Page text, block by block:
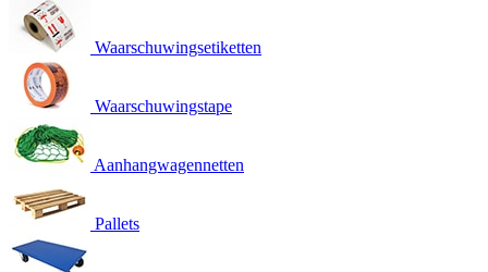
Waarschuwingsetiketten
Waarschuwingstape
Aanhangwagennetten
Pallets